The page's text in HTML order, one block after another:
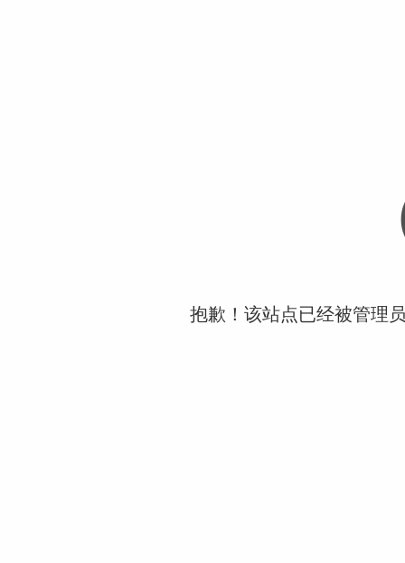
抱歉！该站点已经被管理